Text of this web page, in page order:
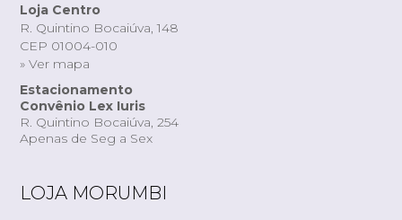
Loja Centro
R. Quintino Bocaiúva, 148
CEP 01004-010
» Ver mapa
Estacionamento
Convênio Lex Iuris
R. Quintino Bocaiúva, 254
Apenas de Seg a Sex
LOJA MORUMBI